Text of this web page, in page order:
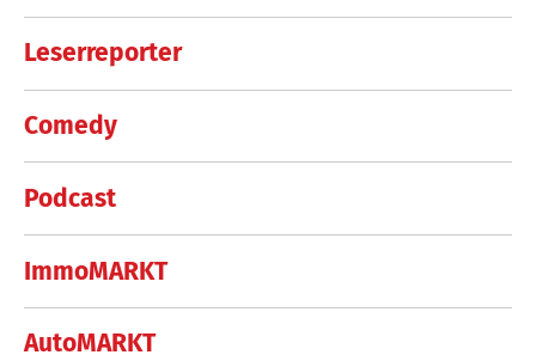
Leserreporter
Comedy
Podcast
ImmoMARKT
AutoMARKT